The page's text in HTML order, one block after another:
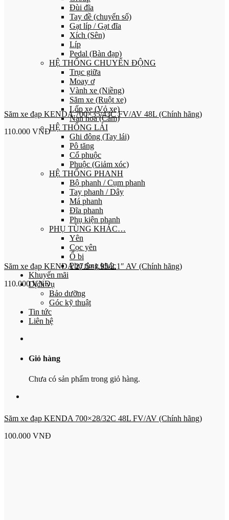
Đùi đĩa
Tay đề (chuyển số)
Gạt líp / Gạt đĩa
Xích (Sên)
Líp
Pedal (Bàn đạp)
HỆ THỐNG CHUYỂN ĐỘNG
Trục giữa
Moay ơ
Vành xe (Niềng)
Săm xe (Ruột xe)
Lốp xe (Vỏ xe)
Nan hoa (Căm)
HỆ THỐNG LÁI
Ghi đông (Tay lái)
Pô tăng
Cổ phuộc
Phuộc (Giảm xóc)
HỆ THỐNG PHANH
Bộ phanh / Cụm phanh
Tay phanh / Dây
Má phanh
Đĩa phanh
Phụ kiện phanh
PHỤ TÙNG KHÁC…
Yên
Cọc yên
Ổ bi
Phụ tùng khác
Khuyến mãi
Dịch vụ
Bảo dưỡng
Góc kỹ thuật
Tin tức
Liên hệ
Giỏ hàng
Chưa có sản phẩm trong giỏ hàng.
Săm xe đạp KENDA 700×35/43C FV/AV 48L (Chính hãng)
110.000 VNĐ
Săm xe đạp KENDA 27.5×1.95/2.1″ AV (Chính hãng)
110.000VNĐ
Săm xe đạp KENDA 700×28/32C 48L FV/AV (Chính hãng)
100.000 VNĐ